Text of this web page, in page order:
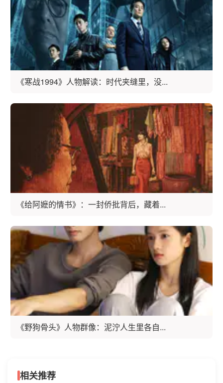
《寒战1994》人物解读：时代夹缝里，没...
《给阿嬷的情书》：一封侨批背后，藏着...
《野狗骨头》人物群像：泥泞人生里各自...
相关推荐